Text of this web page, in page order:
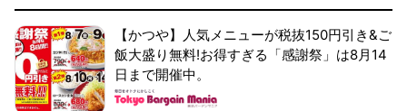
【かつや】人気メニューが税抜150円引き&ご
飯大盛り無料!お得すぎる「感謝祭」は8月14
日まで開催中。